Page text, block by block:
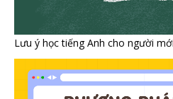
Lưu ý học tiếng Anh cho người